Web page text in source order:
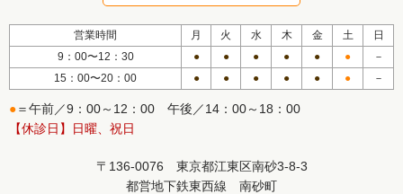
営業時間 月 火 水 木 金 土
日
9：00〜12：30
● ● ● ● ● ●
－
15：00〜20：00
● ● ● ● ● ● －
●＝午前／9：00～12：00 午後／14：00～18：00
【休診日】日曜、祝日
〒136-0076 東京都江東区南砂3-8-3
都営地下鉄東西線 南砂町